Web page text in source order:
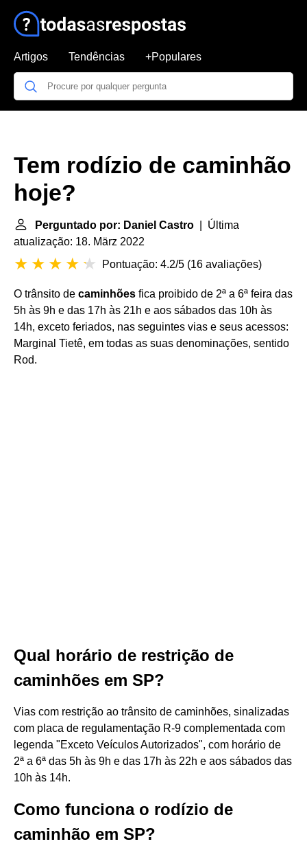
Artigos Tendências +Populares
Tem rodízio de caminhão
hoje?
Perguntado por: Daniel Castro | Última
atualização: 18. März 2022
Pontuação: 4.2/5 (16 avaliações)
O trânsito de caminhões fica proibido de 2ª a 6ª feira das
5h às 9h e das 17h às 21h e aos sábados das 10h às
14h, exceto feriados, nas seguintes vias e seus acessos:
Marginal Tietê, em todas as suas denominações, sentido
Rod.
Qual horário de restrição de
caminhões em SP?
Vias com restrição ao trânsito de caminhões, sinalizadas
com placa de regulamentação R-9 complementada com
legenda "Exceto Veículos Autorizados", com horário de
2ª a 6ª das 5h às 9h e das 17h às 22h e aos sábados das
10h às 14h.
Como funciona o rodízio de
caminhão em SP?